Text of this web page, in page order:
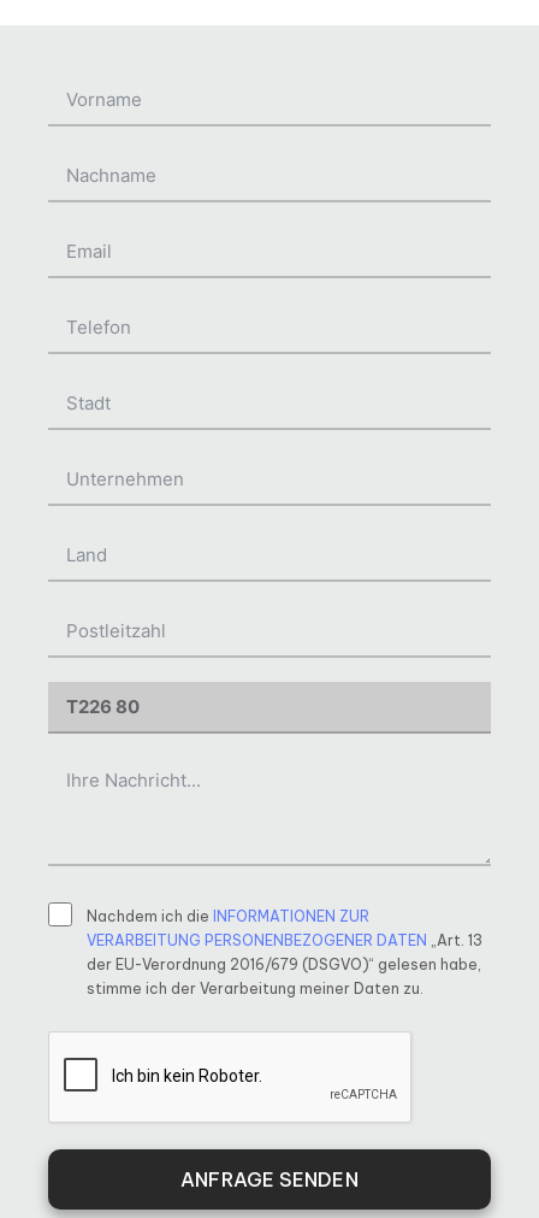
Nachdem ich die INFORMATIONEN ZUR
VERARBEITUNG PERSONENBEZOGENER DATEN
„Art. 13
der EU-Verordnung 2016/679 (DSGVO)“ gelesen habe,
stimme ich der Verarbeitung meiner Daten zu.
ANFRAGE SENDEN